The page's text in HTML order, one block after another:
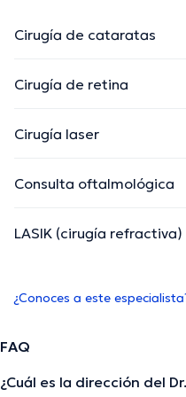
Cirugía de cataratas
Cirugía de retina
Cirugía laser
Consulta oftalmológica
LASIK (cirugía refractiva)
¿Conoces a este
FAQ
¿Cuál es la dirección del